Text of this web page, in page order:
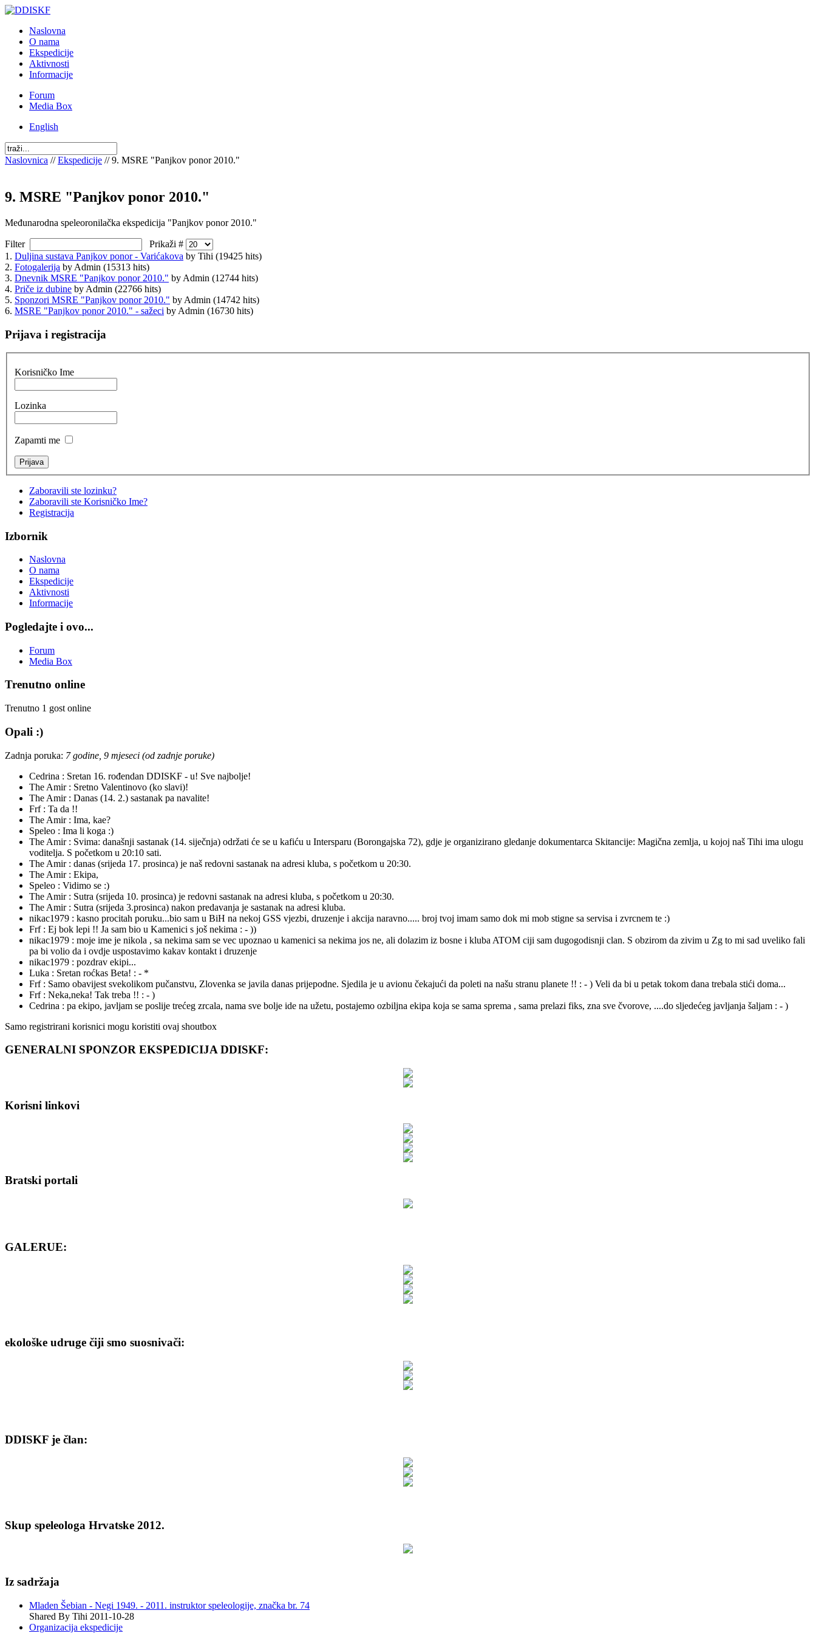
Naslovna
O nama
Ekspedicije
Aktivnosti
Informacije
Forum
Media Box
English
Naslovnica //Ekspedicije // 9. MSRE "Panjkov ponor 2010."
9. MSRE "Panjkov ponor 2010."
Međunarodna speleoronilačka ekspedicija "Panjkov ponor 2010."
Filter
Prikaži #
1. Duljina sustava Panjkov ponor - Varićakova by Tihi (19425 hits)
2. Fotogalerija by Admin (15313 hits)
3. Dnevnik MSRE "Panjkov ponor 2010." by Admin (12744 hits)
4. Priče iz dubine by Admin (22766 hits)
5. Sponzori MSRE "Panjkov ponor 2010." by Admin (14742 hits)
6. MSRE "Panjkov ponor 2010." - sažeci by Admin (16730 hits)
Prijava i registracija
Korisničko Ime
Lozinka
Zapamti me
Zaboravili ste lozinku?
Zaboravili ste Korisničko Ime?
Registracija
Izbornik
Naslovna
O nama
Ekspedicije
Aktivnosti
Informacije
Pogledajte i ovo...
Forum
Media Box
Trenutno online
Trenutno 1 gost online
Opali :)
Zadnja poruka: 7 godine, 9 mjeseci (od zadnje poruke)
Cedrina : Sretan 16. rođendan DDISKF - u! Sve najbolje!
The Amir : Sretno Valentinovo (ko slavi)!
The Amir : Danas (14. 2.) sastanak pa navalite!
Frf : Ta da !!
The Amir : Ima, kae?
Speleo : Ima li koga :)
The Amir : Svima: današnji sastanak (14. siječnja) održati će se u kafiću u Intersparu (Borongajska 72), gdje je organizirano gledanje dokumentarca Skitancije: Magična zemlja, u kojoj naš Tihi ima ulogu
voditelja. S početkom u 20:10 sati.
The Amir : danas (srijeda 17. prosinca) je naš redovni sastanak na adresi kluba, s početkom u 20:30.
The Amir : Ekipa,
Speleo : Vidimo se :)
The Amir : Sutra (srijeda 10. prosinca) je redovni sastanak na adresi kluba, s početkom u 20:30.
The Amir : Sutra (srijeda 3.prosinca) nakon predavanja je sastanak na adresi kluba.
nikac1979 : kasno procitah poruku...bio sam u BiH na nekoj GSS vjezbi, druzenje i akcija naravno..... broj tvoj imam samo dok mi mob stigne sa servisa i zvrcnem te :)
Frf : Ej bok lepi !! Ja sam bio u Kamenici s još nekima : - ))
nikac1979 : moje ime je nikola , sa nekima sam se vec upoznao u kamenici sa nekima jos ne, ali dolazim iz bosne i kluba ATOM ciji sam dugogodisnji clan. S obzirom da zivim u Zg to mi sad uveliko fali
pa bi volio da i ovdje uspostavimo kakav kontakt i druzenje
nikac1979 : pozdrav ekipi...
Luka : Sretan roćkas Beta! : - *
Frf : Samo obavijest svekolikom pučanstvu, Zlovenka se javila danas prijepodne. Sjedila je u avionu čekajući da poleti na našu stranu planete !! : - ) Veli da bi u petak tokom dana trebala stići doma...
Frf : Neka,neka! Tak treba !! : - )
Cedrina : pa ekipo, javljam se poslije trećeg zrcala, nama sve bolje ide na užetu, postajemo ozbiljna ekipa koja se sama sprema , sama prelazi fiks, zna sve čvorove, ....do sljedećeg javljanja šaljam : - )
Samo registrirani korisnici mogu koristiti ovaj shoutbox
GENERALNI SPONZOR EKSPEDICIJA DDISKF:
Korisni linkovi
Bratski portali
GALERUE:
ekološke udruge čiji smo suosnivači:
DDISKF je član:
Skup speleologa Hrvatske 2012.
Iz sadržaja
Mladen Šebian - Negi 1949. - 2011. instruktor speleologije, značka br. 74
Shared By Tihi 2011-10-28
Organizacija ekspedicije